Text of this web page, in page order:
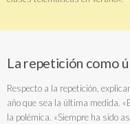
La repetición como
Respecto a la repetición,
año que sea la última medida.
la polémica. «Siempre ha sido